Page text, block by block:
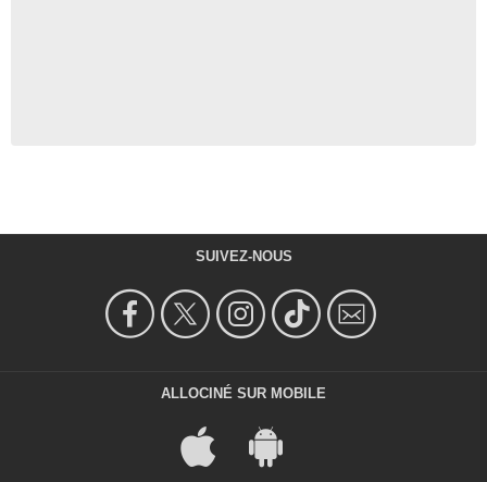
SUIVEZ-NOUS
ALLOCINÉ SUR MOBILE